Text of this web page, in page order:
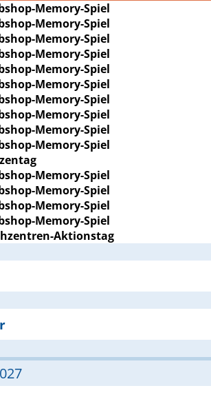
Memory-Spiel
Memory-Spiel
Memory-Spiel
Memory-Spiel
Memory-Spiel
Memory-Spiel
Memory-Spiel
Memory-Spiel
Memory-Spiel
Memory-Spiel
Memory-Spiel
Memory-Spiel
Memory-Spiel
Memory-Spiel
Aktionstag